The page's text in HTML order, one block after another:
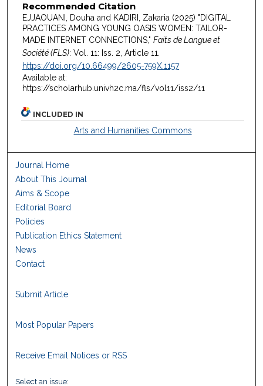
Recommended Citation
EJJAOUANI, Douha and KADIRI, Zakaria (2025) "DIGITAL
PRACTICES AMONG YOUNG OASIS WOMEN: TAILOR-
MADE INTERNET CONNECTIONS," Faits de Langue et
Société (FLS): Vol. 11: Iss. 2, Article 11.
https://doi.org/10.66499/2605-759X.1157
Available at:
https://scholarhub.univh2c.ma/fls/vol11/iss2/11
INCLUDED IN
Arts and Humanities Commons
Journal Home
About This Journal
Aims & Scope
Editorial Board
Policies
Publication Ethics Statement
News
Contact
Submit Article
Most Popular Papers
Receive Email Notices or RSS
Select an issue: